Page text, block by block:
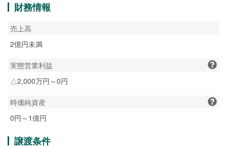
財務情報
売上高
2億円未満
実態営業利益
△2,000万円～0円
時価純資産
0円～1億円
譲渡条件